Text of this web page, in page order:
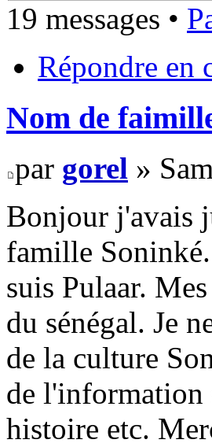
19 messages •
Répondre en
Nom de
par gorel »
Bonjour j'avais
famille
suis Pulaar.
du sénégal. Je
de la culture
de l'information
histoire etc.